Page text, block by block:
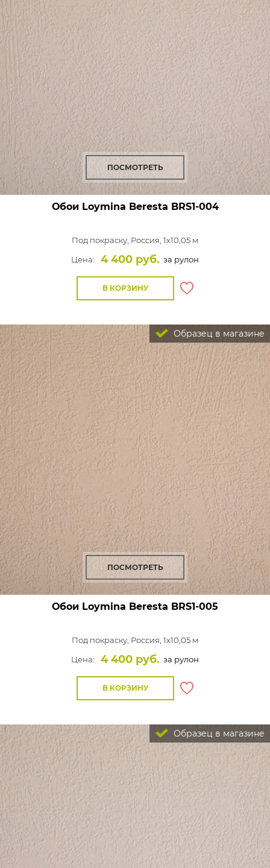
ПОСМОТРЕТЬ
Обои Loymina Beresta BRS1-004
Под покраску, Россия, 1x10,05 м
Цена:
4 400 руб. за рулон
В КОРЗИНУ
Образец в магазине
ПОСМОТРЕТЬ
Обои Loymina Beresta BRS1-005
Под покраску, Россия, 1x10,05 м
Цена:
4 400 руб. за рулон
В КОРЗИНУ
Образец в магазине